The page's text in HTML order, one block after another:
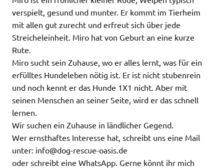
verspielt, gesund und munter. Er kommt im Tierheim
mit allen gut zurecht und erfreut sich über jede
Streicheleinheit. Miro hat von Geburt an eine kurze
Rute.
Miro sucht sein Zuhause, wo er alles lernt, was für ein
erfülltes Hundeleben nötig ist. Er ist nicht stubenrein
und noch kennt er das Hunde 1X1 nicht. Aber mit
seinen Menschen an seiner Seite, wird er das schnell
lernen.
Wir suchen ein Zuhause in ländlicher Gegend.
Wer ernsthaftes Interesse hat, schreibt uns eine Mail
unter: info@dog-rescue-oasis.de
oder schreibt eine WhatsApp. Gerne könnt ihr mich